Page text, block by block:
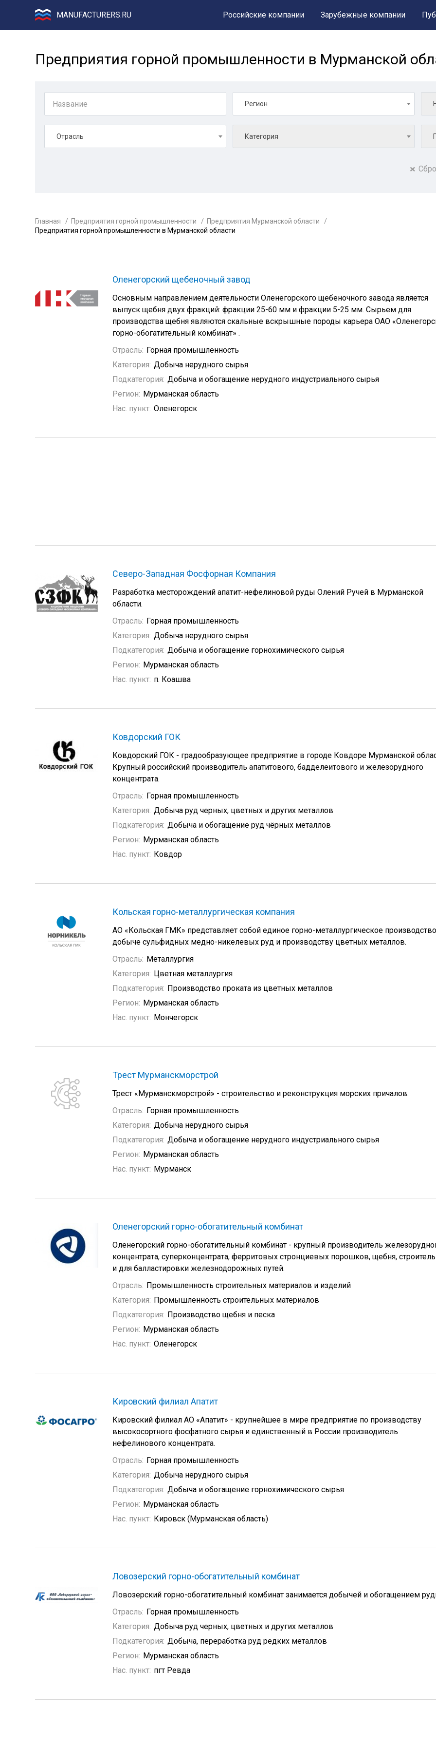
MANUFACTURERS.RU Российские компании Зарубежные компании
Предприятия горной промышленности в Мурманской
Регион
Отрасль Категория
Главная Предприятия горной промышленности
Предприятия Мурманской области
Предприятия горной промышленности в Мурманской области
Оленегорский щебеночный завод
Основным направлением деятельности Оленегорского щебеночного завода является
выпуск щебня двух фракций: фракции 25-60 мм и фракции 5-25 мм. Сырьем для
производства щебня являются скальные вскрышные породы карьера ОАО
горно-обогатительный комбинат» .
Отрасль: Горная промышленность
Категория: Добыча нерудного сырья
Подкатегория: Добыча и обогащение нерудного индустриального сырья
Регион: Мурманская область
Нас. пункт: Оленегорск
Северо-Западная Фосфорная Компания
Разработка месторождений апатит-нефелиновой руды Олений Ручей в Мурманской
области.
Отрасль: Горная промышленность
Категория: Добыча нерудного сырья
Подкатегория: Добыча и обогащение горнохимического сырья
Регион: Мурманская область
Нас. пункт: п. Коашва
Ковдорский ГОК
Ковдорский ГОК - градообразующее предприятие в городе Ковдоре Мурманской
Крупный российский производитель апатитового, бадделеитового и железорудного
концентрата.
Отрасль: Горная промышленность
Категория: Добыча руд черных, цветных и других металлов
Подкатегория: Добыча и обогащение руд чёрных металлов
Регион: Мурманская область
Нас. пункт: Ковдор
Кольская горно-металлургическая компания
АО «Кольская ГМК» представляет собой единое горно-металлургическое
добыче сульфидных медно-никелевых руд и производству цветных металлов.
Отрасль: Металлургия
Категория: Цветная металлургия
Подкатегория: Производство проката из цветных металлов
Регион: Мурманская область
Нас. пункт: Мончегорск
Трест Мурманскморстрой
Трест «Мурманскморстрой» - строительство и реконструкция морских причалов.
Отрасль: Горная промышленность
Категория: Добыча нерудного сырья
Подкатегория: Добыча и обогащение нерудного индустриального сырья
Регион: Мурманская область
Нас. пункт: Мурманск
Оленегорский горно-обогатительный комбинат
Оленегорский горно-обогатительный комбинат - крупный производитель
концентрата, суперконцентрата, ферритовых стронциевых порошков, щебня,
и для балластировки железнодорожных путей.
Отрасль: Промышленность строительных материалов и изделий
Категория: Промышленность строительных материалов
Подкатегория: Производство щебня и песка
Регион: Мурманская область
Нас. пункт: Оленегорск
Кировский филиал Апатит
Кировский филиал АО «Апатит» - крупнейшее в мире предприятие по производству
высокосортного фосфатного сырья и единственный в России производитель
нефелинового концентрата.
Отрасль: Горная промышленность
Категория: Добыча нерудного сырья
Подкатегория: Добыча и обогащение горнохимического сырья
Регион: Мурманская область
Нас. пункт: Кировск (Мурманская область)
Ловозерский горно-обогатительный комбинат
Ловозерский горно-обогатительный комбинат занимается добычей и обогащением
Отрасль: Горная промышленность
Категория: Добыча руд черных, цветных и других металлов
Подкатегория: Добыча, переработка руд редких металлов
Регион: Мурманская область
Нас. пункт: пгт Ревда